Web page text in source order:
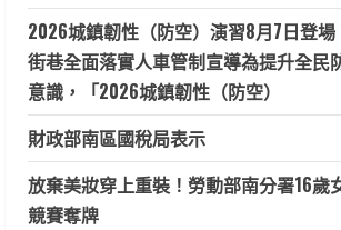
2026城鎮韌性（防空）演習8月7日登
街巷全面落實人車管制宣導為提升全民
意識，「2026城鎮韌性（防空）
財政部南區國稅局表示
放棄美妝穿上重裝！勞動部南分署16歲
競賽奪牌